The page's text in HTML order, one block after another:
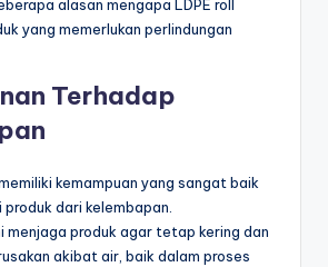
alasan mengapa LDPE roll
yang memerlukan perlindungan
Terhadap
kemampuan yang sangat baik
dari kelembapan.
menjaga produk agar tetap kering dan
akibat air, baik dalam proses